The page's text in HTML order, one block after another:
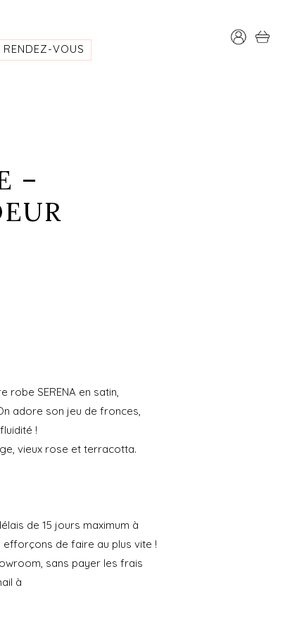
RENDEZ-VOUS
–
robe SERENA en satin,
adore son jeu de fronces,
!
vieux rose et terracotta.
de 15 jours maximum à
de faire au plus vite !
sans payer les frais
à